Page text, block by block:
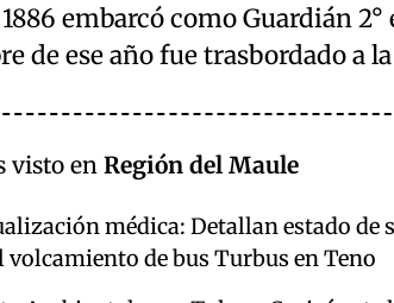
embarcó como Guardián
de ese año fue trasbordado a
visto en Región del Maule
médica: Detallan estado de
volcamiento de bus Turbus en Teno